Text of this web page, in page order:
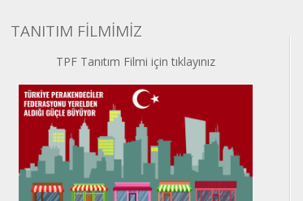
TANITIM FİLMİMİZ
TPF Tanıtım Filmi için tıklayınız